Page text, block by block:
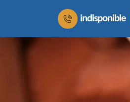
indisponible